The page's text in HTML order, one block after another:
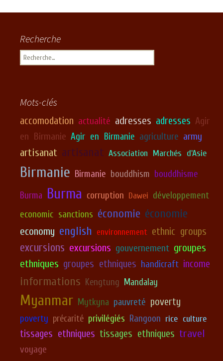
Recherche
Rechercher :
Mots-clés
accomodation actualité adresses adresses Agir
en Birmanie Agir en Birmanie agriculture army
artisanat artisanat Association Marchés d'Asie
Birmanie Birmanie bouddhism bouddhisme
Burma Burma corruption Dawei développement
economic sanctions économie économie
economy english environnement ethnic groups
excursions excursions gouvernement groupes
ethniques groupes ethniques handicraft income
informations Kengtung Mandalay
Myanmar Mytkyna pauvreté poverty
poverty précarité privilégiés Rangoon rice culture
tissages ethniques tissages ethniques travel
voyage